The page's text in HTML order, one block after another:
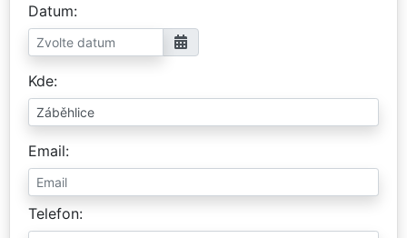
Datum
Kde
Email
Telefon